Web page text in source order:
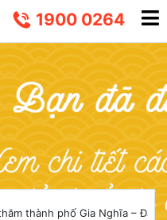
1900 0264
thành phố Gia Nghĩa – Đài